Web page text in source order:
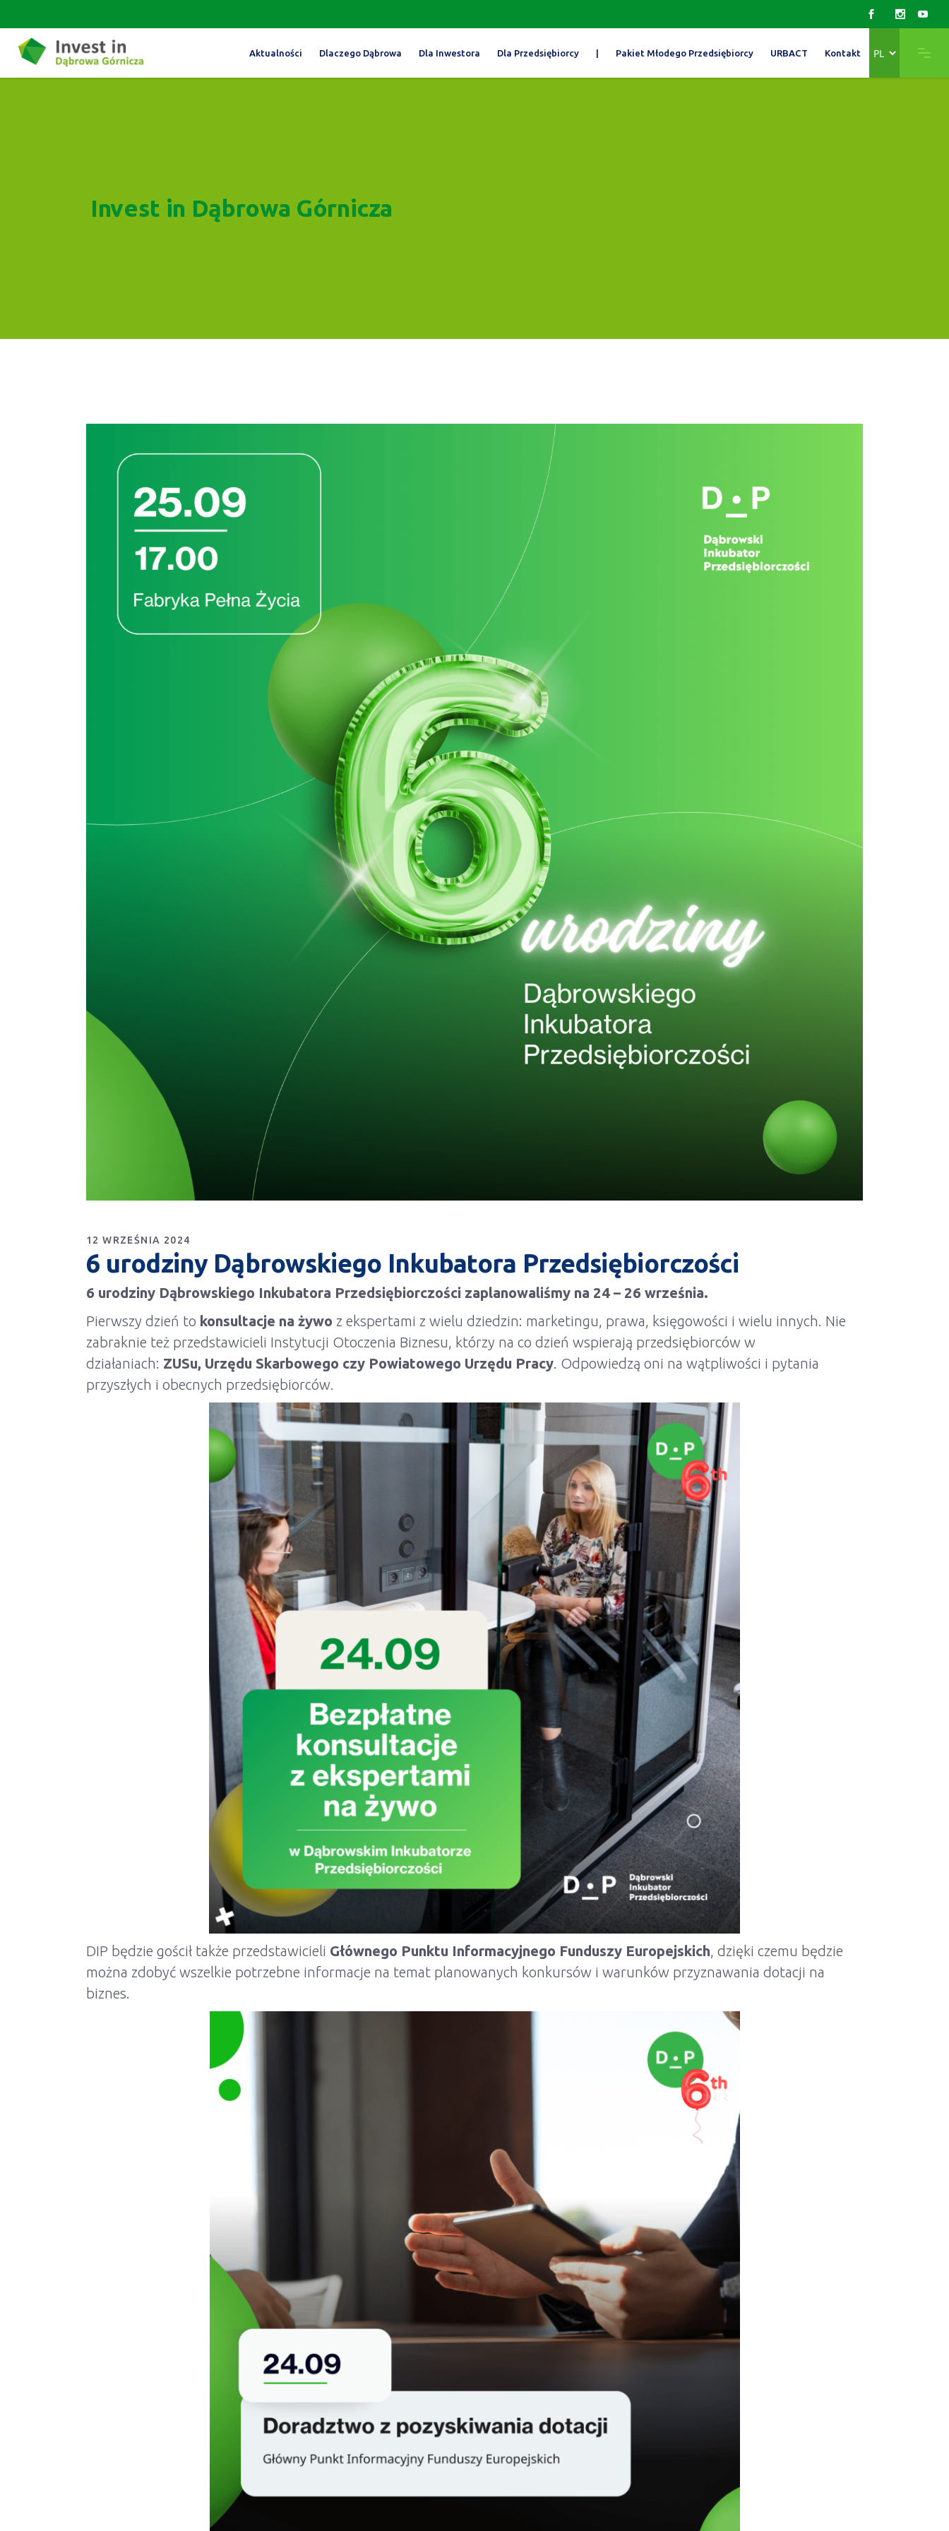
Aktualności Dlaczego Dąbrowa Dla Inwestora Dla Przedsiębiorcy | Pakiet Młodego Przedsiębiorcy URBACT Kontakt
język
Invest in Dąbrowa Górnicza
12 WRZEŚNIA 2024
6 urodziny Dąbrowskiego Inkubatora Przedsiębiorczości
6 urodziny Dąbrowskiego Inkubatora Przedsiębiorczości zaplanowaliśmy na 24 – 26 września.
Pierwszy dzień to konsultacje na żywo z ekspertami z wielu dziedzin: marketingu, prawa, księgowości i wielu innych. Nie
zabraknie też przedstawicieli Instytucji Otoczenia Biznesu, którzy na co dzień wspierają przedsiębiorców w
działaniach: ZUSu, Urzędu Skarbowego czy Powiatowego Urzędu Pracy. Odpowiedzą oni na wątpliwości i pytania
przyszłych i obecnych przedsiębiorców.
DIP będzie gościł także przedstawicieli Głównego Punktu Informacyjnego Funduszy Europejskich, dzięki czemu będzie
można zdobyć wszelkie potrzebne informacje na temat planowanych konkursów i warunków przyznawania dotacji na
biznes.